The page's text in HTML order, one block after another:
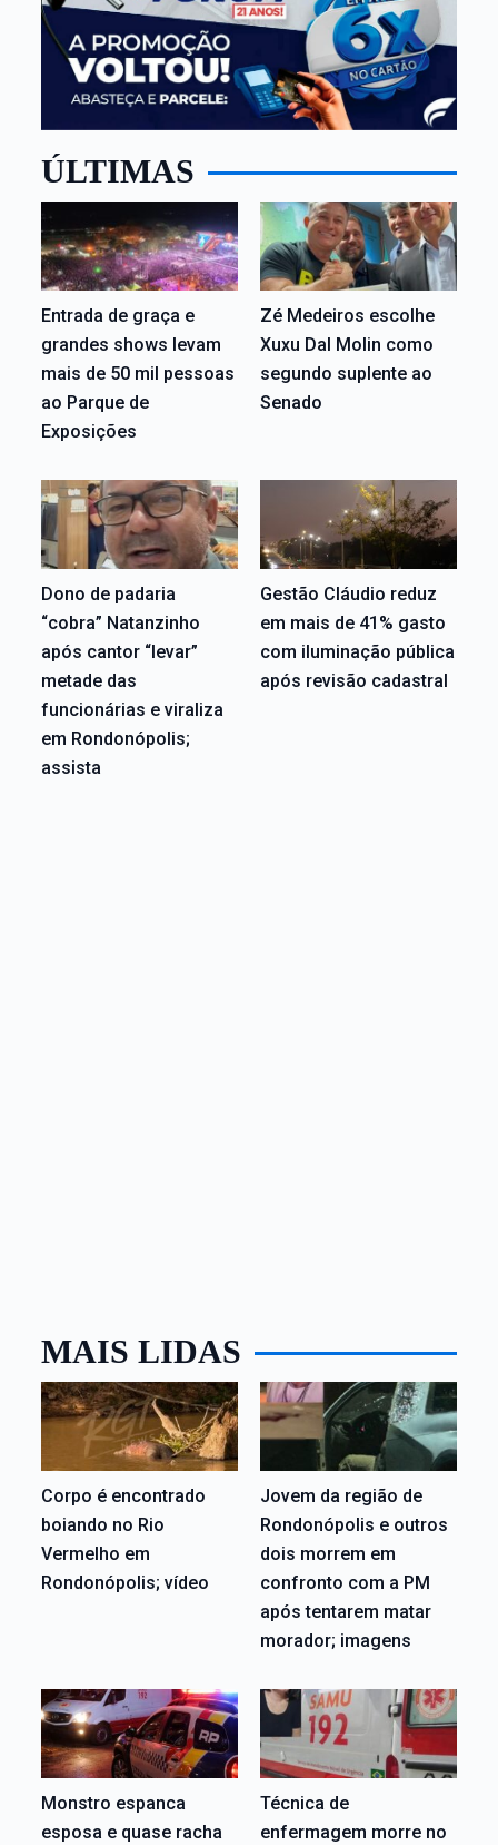
ÚLTIMAS
Entrada de graça e
grandes shows levam
mais de 50 mil pessoas
ao Parque de
Exposições
Zé Medeiros escolhe
Xuxu Dal Molin como
segundo suplente ao
Senado
Dono de padaria
“cobra” Natanzinho
após cantor “levar”
metade das
funcionárias e viraliza
em Rondonópolis;
assista
Gestão Cláudio reduz
em mais de 41% gasto
com iluminação pública
após revisão cadastral
MAIS LIDAS
Corpo é encontrado
boiando no Rio
Vermelho em
Rondonópolis; vídeo
Jovem da região de
Rondonópolis e outros
dois morrem em
confronto com a PM
após tentarem matar
morador; imagens
Monstro espanca
esposa e quase racha
Técnica de
enfermagem morre no